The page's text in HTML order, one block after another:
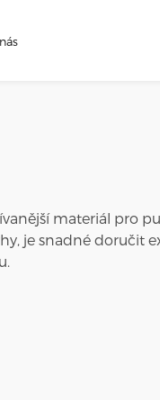
materiál pro
je snadné doručit